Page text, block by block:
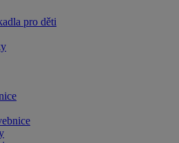
pro děti